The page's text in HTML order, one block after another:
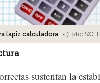
lapiz calculadora - (Foto:
sustentan la